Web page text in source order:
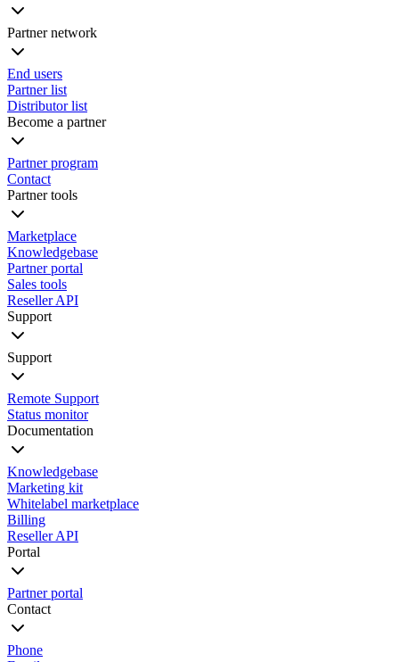
Partner network
End users
Partner list
Distributor list
Become a partner
Partner program
Contact
Partner tools
Marketplace
Knowledgebase
Partner portal
Sales tools
Reseller API
Support
Support
Remote Support
Status monitor
Documentation
Knowledgebase
Marketing kit
Whitelabel marketplace
Billing
Reseller API
Portal
Partner portal
Contact
Phone